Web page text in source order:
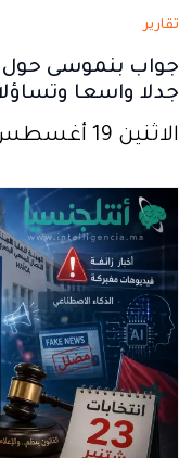
تقارير
جواب بنموسى حول
جدلا واسعا
الاثنين 19 أغسطس 2024